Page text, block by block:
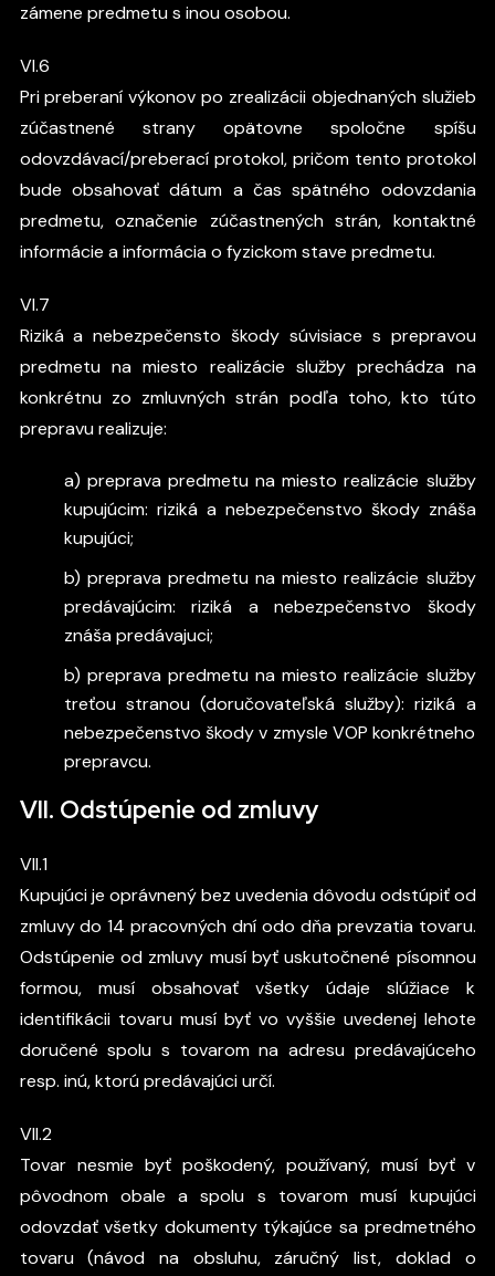
zámene predmetu s inou osobou.
VI.6
Pri preberaní výkonov po zrealizácii objednaných služieb
zúčastnené strany opätovne spoločne spíšu
odovzdávací/preberací protokol, pričom tento protokol
bude obsahovať dátum a čas spätného odovzdania
predmetu, označenie zúčastnených strán, kontaktné
informácie a informácia o fyzickom stave predmetu.
VI.7
Riziká a nebezpečensto škody súvisiace s prepravou
predmetu na miesto realizácie služby prechádza na
konkrétnu zo zmluvných strán podľa toho, kto túto
prepravu realizuje:
a) preprava predmetu na miesto realizácie služby
kupujúcim: riziká a nebezpečenstvo škody znáša
kupujúci;
b) preprava predmetu na miesto realizácie služby
predávajúcim: riziká a nebezpečenstvo škody
znáša predávajuci;
b) preprava predmetu na miesto realizácie služby
treťou stranou (doručovateľská služby): riziká a
nebezpečenstvo škody v zmysle VOP konkrétneho
prepravcu.
VII. Odstúpenie od zmluvy
VII.1
Kupujúci je oprávnený bez uvedenia dôvodu odstúpiť od
zmluvy do 14 pracovných dní odo dňa prevzatia tovaru.
Odstúpenie od zmluvy musí byť uskutočnené písomnou
formou, musí obsahovať všetky údaje slúžiace k
identifikácii tovaru musí byť vo vyššie uvedenej lehote
doručené spolu s tovarom na adresu predávajúceho
resp. inú, ktorú predávajúci určí.
VII.2
Tovar nesmie byť poškodený, používaný, musí byť v
pôvodnom obale a spolu s tovarom musí kupujúci
odovzdať všetky dokumenty týkajúce sa predmetného
tovaru (návod na obsluhu, záručný list, doklad o